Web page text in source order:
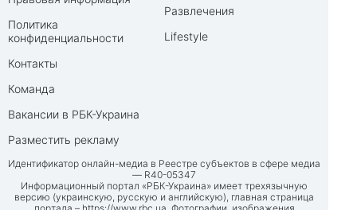
Политика
конфиденциальности
Контакты
Команда
Вакансии в РБК-Украина
Разместить рекламу
Развлечения
Lifestyle
Идентификатор онлайн-медиа в Реестре субъектов в сфере медиа
— R40-05347
Информационный портал «РБК-Украина» имеет трехязычную
версию (украинскую, русскую и английскую), главная страница